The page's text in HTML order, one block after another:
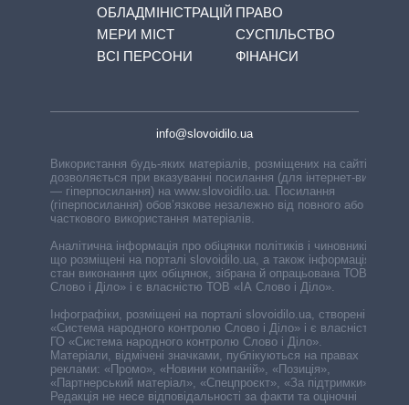
ОБЛАДМІНІСТРАЦІЙ
МЕРИ МІСТ
ВСІ ПЕРСОНИ
ПРАВО
СУСПІЛЬСТВО
ФІНАНСИ
info@slovoidilo.ua
Використання будь-яких матеріалів, розміщених на сайті,
дозволяється при вказуванні посилання (для інтернет-видань
— гіперпосилання) на www.slovoidilo.ua. Посилання
(гіперпосилання) обов’язкове незалежно від повного або
часткового використання матеріалів.
Аналітична інформація про обіцянки політиків і чиновників,
що розміщені на порталі slovoidilo.ua, а також інформація про
стан виконання цих обіцянок, зібрана й опрацьована ТОВ «ІА
Слово і Діло» і є власністю ТОВ «ІА Слово і Діло».
Інфографіки, розміщені на порталі slovoidilo.ua, створені ГО
«Система народного контролю Слово і Діло» і є власністю
ГО «Система народного контролю Слово і Діло».
Матеріали, відмічені значками, публікуються на правах
реклами: «Промо», «Новини компаній», «Позиція»,
«Партнерський матеріал», «Спецпроєкт», «За підтримки».
Редакція не несе відповідальності за факти та оціночні